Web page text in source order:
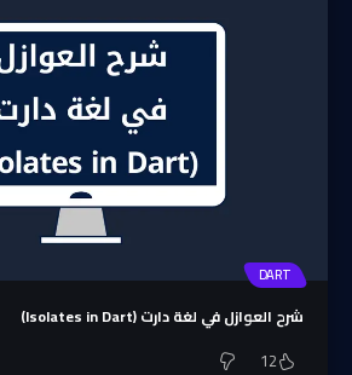
DART
شرح العوازل في لغة دارت (Isolates in Dart)
12